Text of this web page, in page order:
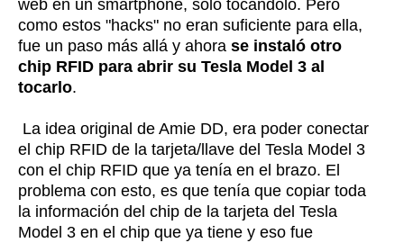
web en un smartphone, sólo tocándolo. Pero
como estos "hacks" no eran suficiente para ella,
fue un paso más allá y ahora se instaló otro
chip RFID para abrir su Tesla Model 3 al
tocarlo.
La idea original de Amie DD, era poder conectar
el chip RFID de la tarjeta/llave del Tesla Model 3
con el chip RFID que ya tenía en el brazo. El
problema con esto, es que tenía que copiar toda
la información del chip de la tarjeta del Tesla
Model 3 en el chip que ya tiene y eso fue